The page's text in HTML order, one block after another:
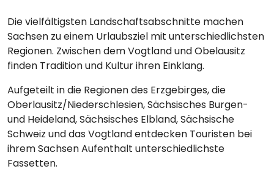
Die vielfältigsten Landschaftsabschnitte machen
Sachsen zu einem Urlaubsziel mit unterschiedlichsten
Regionen. Zwischen dem Vogtland und Obelausitz
finden Tradition und Kultur ihren Einklang.
Aufgeteilt in die Regionen des Erzgebirges, die
Oberlausitz/Niederschlesien, Sächsisches Burgen-
und Heideland, Sächsisches Elbland, Sächsische
Schweiz und das Vogtland entdecken Touristen bei
ihrem Sachsen Aufenthalt unterschiedlichste
Fassetten.